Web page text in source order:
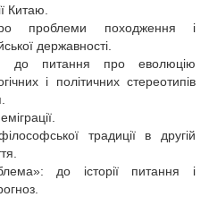
Китаю.
проблеми походження і
державності.
до питання про еволюцію
і політичних стереотипів
традиції в другій
до історії питання і